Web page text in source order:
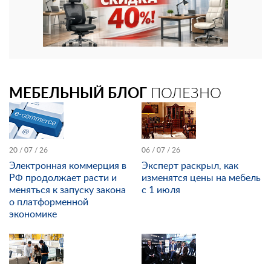
МЕБЕЛЬНЫЙ БЛОГ ПОЛЕЗНО
20 / 07 / 26
Электронная коммерция в
РФ продолжает расти и
меняться к запуску закона
о платформенной
экономике
06 / 07 / 26
Эксперт раскрыл, как
изменятся цены на мебель
с 1 июля